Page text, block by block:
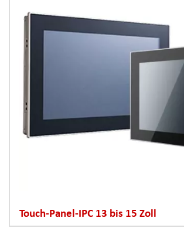
Touch-Panel-IPC 13 bis 15 Zoll